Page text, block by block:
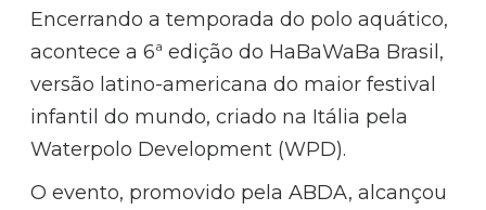
Encerrando a temporada do polo aquático,
acontece a 6ª edição do HaBaWaBa Brasil,
versão latino-americana do maior festival
infantil do mundo, criado na Itália pela
Waterpolo Development (WPD).
O evento, promovido pela ABDA, alcançou